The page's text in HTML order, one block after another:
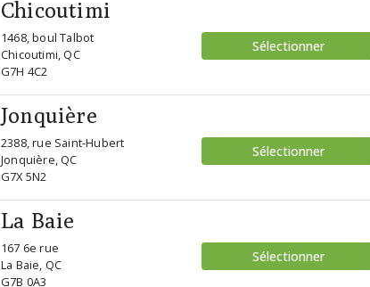
Chicoutimi
1468, boul Talbot
Chicoutimi, QC
G7H 4C2
Sélectionner
Jonquière
2388, rue Saint-Hubert
Jonquière, QC
G7X 5N2
Sélectionner
La Baie
167 6e rue
La Baie, QC
G7B 0A3
Sélectionner